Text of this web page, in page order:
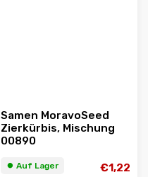
Samen MoravoSeed
Zierkürbis, Mischung
00890
⏺︎ Auf Lager €1,22